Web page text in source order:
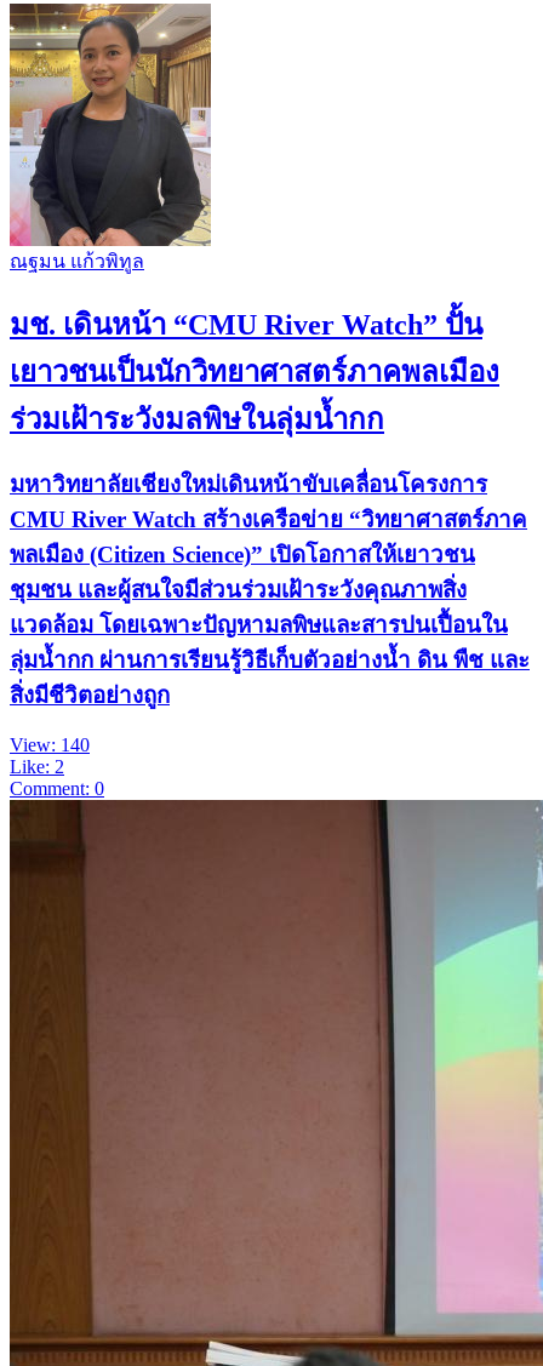
ณฐมน แก้วพิทูล
มช. เดินหน้า “CMU River Watch” ปั้น
เยาวชนเป็นนักวิทยาศาสตร์ภาคพลเมือง
ร่วมเฝ้าระวังมลพิษในลุ่มน้ำกก
มหาวิทยาลัยเชียงใหม่เดินหน้าขับเคลื่อนโครงการ
CMU River Watch สร้างเครือข่าย “วิทยาศาสตร์ภาค
พลเมือง (Citizen Science)” เปิดโอกาสให้เยาวชน
ชุมชน และผู้สนใจมีส่วนร่วมเฝ้าระวังคุณภาพสิ่ง
แวดล้อม โดยเฉพาะปัญหามลพิษและสารปนเปื้อนใน
ลุ่มน้ำกก ผ่านการเรียนรู้วิธีเก็บตัวอย่างน้ำ ดิน พืช และ
สิ่งมีชีวิตอย่างถูก
View: 140
Like: 2
Comment: 0